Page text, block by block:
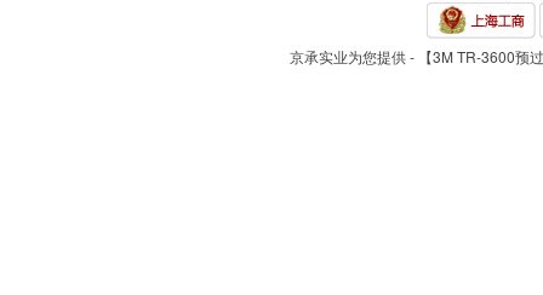
京承实业为您提供 - 【3M TR-3600预